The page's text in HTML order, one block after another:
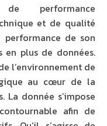
de performance
et de qualité
de son
plus de données.
l’environnement de
au cœur de la
donnée s’impose
afin de